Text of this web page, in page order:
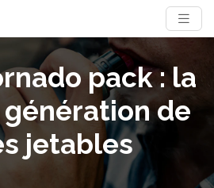
pack : la
de
jetables